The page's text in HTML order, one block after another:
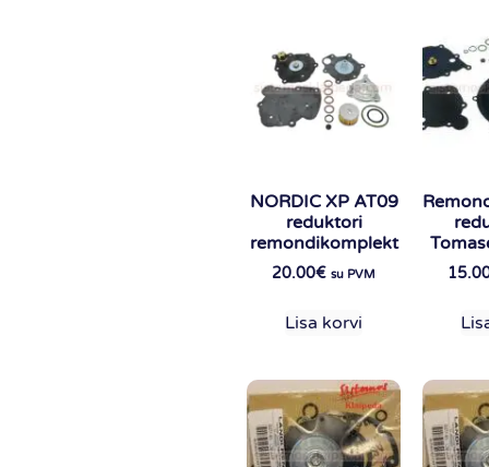
NORDIC XP AT09
reduktori
remondikomplekt
20.00€ su PVM
Lisa korvi